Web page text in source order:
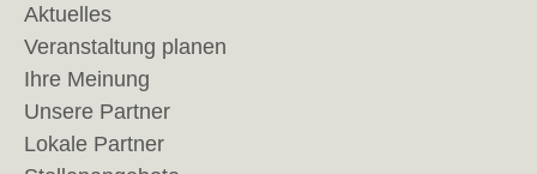
Aktuelles
Veranstaltung planen
Ihre Meinung
Unsere Partner
Lokale Partner